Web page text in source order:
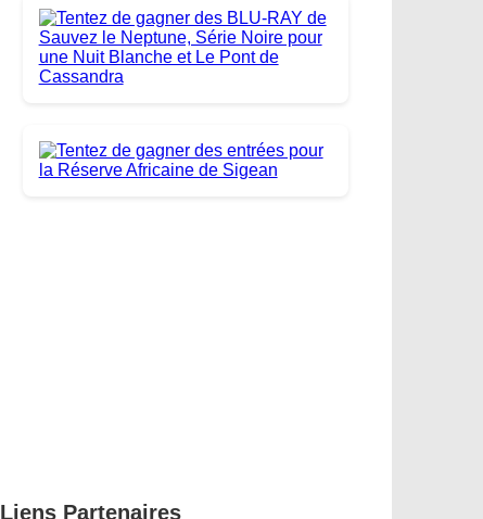
Liens Partenaires